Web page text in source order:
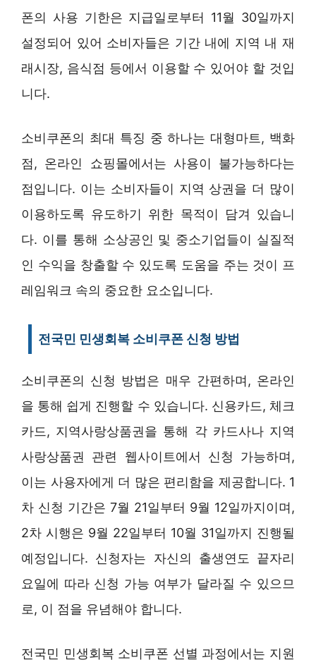
폰의 사용 기한은 지급일로부터 11월 30일까지
설정되어 있어 소비자들은 기간 내에 지역 내 재
래시장, 음식점 등에서 이용할 수 있어야 할 것입
니다.
소비쿠폰의 최대 특징 중 하나는 대형마트, 백화
점, 온라인 쇼핑몰에서는 사용이 불가능하다는
점입니다. 이는 소비자들이 지역 상권을 더 많이
이용하도록 유도하기 위한 목적이 담겨 있습니
다. 이를 통해 소상공인 및 중소기업들이 실질적
인 수익을 창출할 수 있도록 도움을 주는 것이 프
레임워크 속의 중요한 요소입니다.
전국민 민생회복 소비쿠폰 신청 방법
소비쿠폰의 신청 방법은 매우 간편하며, 온라인
을 통해 쉽게 진행할 수 있습니다. 신용카드, 체크
카드, 지역사랑상품권을 통해 각 카드사나 지역
사랑상품권 관련 웹사이트에서 신청 가능하며,
이는 사용자에게 더 많은 편리함을 제공합니다. 1
차 신청 기간은 7월 21일부터 9월 12일까지이며,
2차 시행은 9월 22일부터 10월 31일까지 진행될
예정입니다. 신청자는 자신의 출생연도 끝자리
요일에 따라 신청 가능 여부가 달라질 수 있으므
로, 이 점을 유념해야 합니다.
전국민 민생회복 소비쿠폰 선별 과정에서는 지원